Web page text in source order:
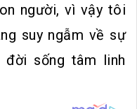
người, vì vậy tôi
suy ngẫm về sự
sống tâm linh